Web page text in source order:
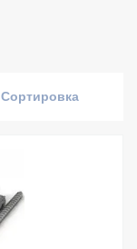
Сортировка